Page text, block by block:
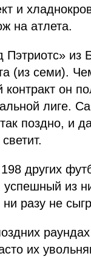
и
на атлета.
из
(из семи).
он
лиге.
поздно, и
других
успешный из
разу не
их